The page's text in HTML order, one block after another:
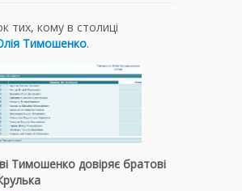
тих, кому в столиці
Тимошенко.
Тимошенко довіряє братові